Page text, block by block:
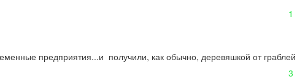
1
предприятия...и  получили, как обычно, деревяшкой от граблей
3